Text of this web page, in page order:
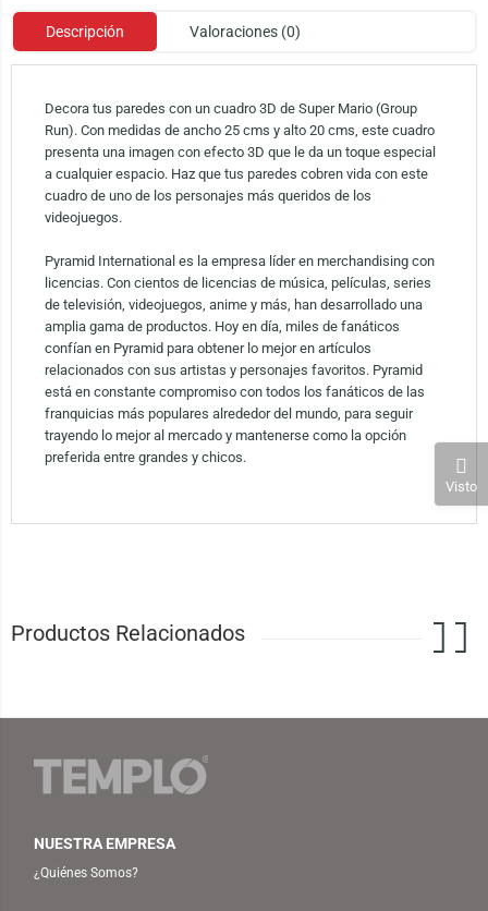
Descripción Valoraciones (0)
Decora tus paredes con un cuadro 3D de Super Mario (Group
Run). Con medidas de ancho 25 cms y alto 20 cms, este cuadro
presenta una imagen con efecto 3D que le da un toque especial
a cualquier espacio. Haz que tus paredes cobren vida con este
cuadro de uno de los personajes más queridos de los
videojuegos.
Pyramid International es la empresa líder en merchandising con
licencias. Con cientos de licencias de música, películas, series
de televisión, videojuegos, anime y más, han desarrollado una
amplia gama de productos. Hoy en día, miles de fanáticos
confían en Pyramid para obtener lo mejor en artículos
relacionados con sus artistas y personajes favoritos. Pyramid
está en constante compromiso con todos los fanáticos de las
franquicias más populares alrededor del mundo, para seguir
trayendo lo mejor al mercado y mantenerse como la opción
preferida entre grandes y chicos.
Productos Relacionados
NUESTRA EMPRESA
¿Quiénes Somos?
Visto